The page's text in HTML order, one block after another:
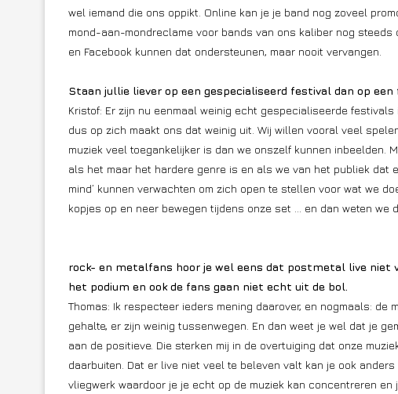
wel iemand die ons oppikt. Online kan je je band nog zoveel
mond-aan-mondreclame voor bands van ons kaliber nog steeds
en Facebook kunnen dat ondersteunen, maar nooit vervangen.
Staan jullie liever op een gespecialiseerd festival dan op
Kristof: Er zijn nu eenmaal weinig echt gespecialiseerde
dus op zich maakt ons dat weinig uit. Wij willen vooral veel
muziek veel toegankelijker is dan we onszelf kunnen inbeelden.
als het maar het hardere genre is en als we van het publiek dat
mind’ kunnen verwachten om zich open te stellen voor wat we
kopjes op en neer bewegen tijdens onze set … en dan weten we
rock- en metalfans hoor je wel eens dat postmetal live niet
het podium en ook de fans gaan niet echt uit de bol.
Thomas: Ik respecteer ieders mening daarover, en nogmaals: de
gehalte, er zijn weinig tussenwegen. En dan weet je wel dat je
aan de positieve. Die sterken mij in de overtuiging dat onze
daarbuiten. Dat er live niet veel te beleven valt kan je ook
vliegwerk waardoor je je echt op de muziek kan concentreren en